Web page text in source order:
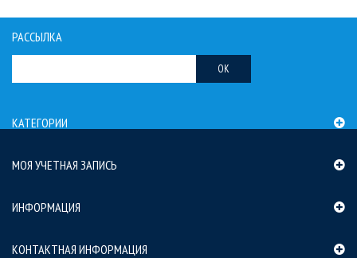
РАССЫЛКА
OK
КАТЕГОРИИ
МОЯ УЧЕТНАЯ ЗАПИСЬ
ИНФОРМАЦИЯ
КОНТАКТНАЯ ИНФОРМАЦИЯ